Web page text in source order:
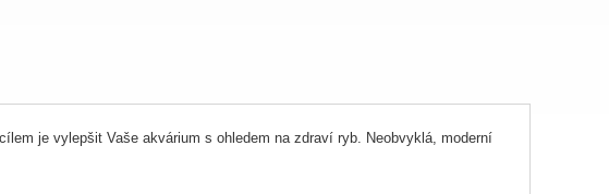
je vylepšit Vaše akvárium s ohledem na zdraví ryb. Neobvyklá, moderní